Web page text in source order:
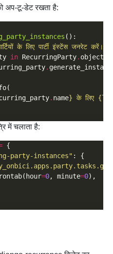
अप-टू-डेट रखता है:
के लिए पार्टी इंस्टेंस जनरेट
in RecurringParty. objects
.
. name} के लिए {
में चलाता है:
party-instances"
=0, minute=0),